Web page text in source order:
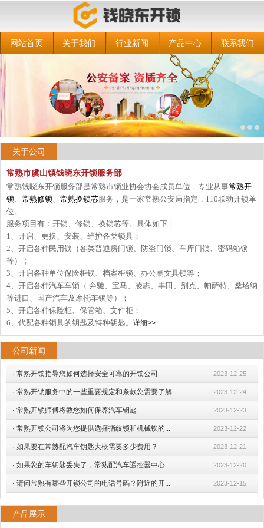
网站首页 关于我们 行业新闻 产品中心 联系我们
关于公司
常熟市虞山镇钱晓东开锁服务部
常熟钱晓东开锁服务部是常熟市锁业协会协会成员单位，专业从事常熟开
锁、 常熟修锁、 常熟换锁芯服务，是一家常熟公安局指定，110联动开锁单
位。
服务项目有：开锁、修锁、换锁芯等。具体如下：
1、开启、更换、安装、维护各类锁具；
2、开启各种民用锁（各类普通房门锁、防盗门锁、车库门锁、密码箱锁
等）；
3、开启各种单位保险柜锁、档案柜锁、办公桌文具锁等；
4、开启各种汽车车锁（ 奔驰、宝马、凌志、丰田、别克、帕萨特、桑塔纳
等进口、国产汽车及摩托车锁等）；
5、开启各种保险柜、保管箱、文件柜；
6、代配各种锁具的钥匙及特种钥匙。 详细>>
公司新闻
· 常熟开锁指导您如何选择安全可靠的开锁公司 2023-12-25
· 常熟开锁服务中的一些重要规定和条款您需要了解 2023-12-24
· 常熟开锁师傅将教您如何保养汽车钥匙 2023-12-23
· 常熟开锁公司将为您提供选择指纹锁和机械锁的... 2023-12-22
· 如果要在常熟配汽车钥匙大概需要多少费用？ 2023-12-21
· 如果您的车钥匙丢失了，常熟配汽车遥控器中心... 2023-12-20
· 请问常熟有哪些开锁公司的电话号码？附近的开... 2023-12-15
产品展示